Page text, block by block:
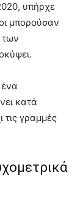
υπήρχε
μπορούσαν
των
κατά
τις γραμμές